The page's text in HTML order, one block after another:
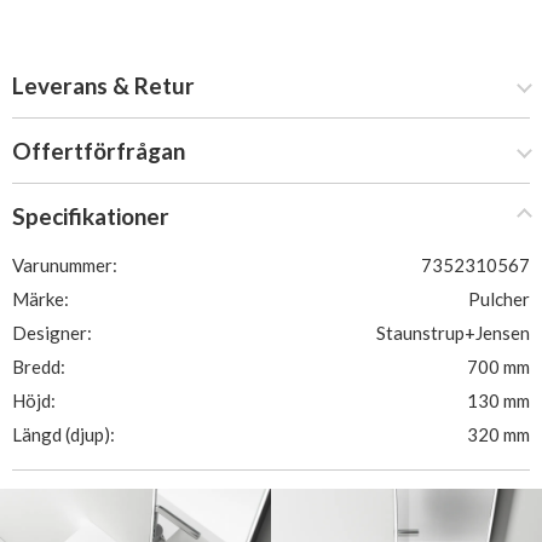
Leverans & Retur
Offertförfrågan
Specifikationer
Varunummer:
7352310567
Märke:
Pulcher
Designer:
Staunstrup+Jensen
Bredd:
700 mm
Höjd:
130 mm
Längd (djup):
320 mm